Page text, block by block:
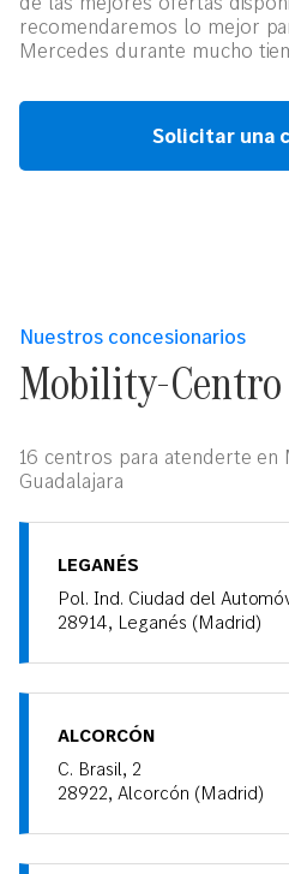
recomendaremos lo mejor
Mercedes durante mucho
Solicitar una
Nuestros concesionarios
Mobility-Centro
16 centros para atenderte en
Guadalajara
LEGANÉS
Pol. Ind. Ciudad del
28914, Leganés (Madrid)
ALCORCÓN
C. Brasil, 2
28922, Alcorcón (Madrid)